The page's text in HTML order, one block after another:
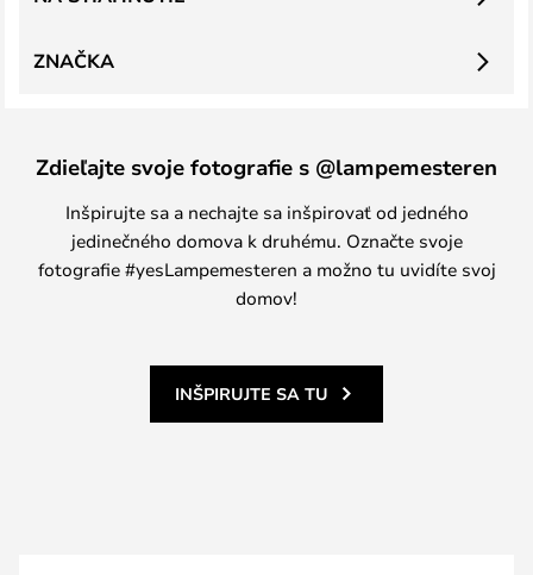
ZNAČKA
Zdieľajte svoje fotografie s @lampemesteren
Inšpirujte sa a nechajte sa inšpirovať od jedného
jedinečného domova k druhému. Označte svoje
fotografie #yesLampemesteren a možno tu uvidíte svoj
domov!
INŠPIRUJTE SA TU